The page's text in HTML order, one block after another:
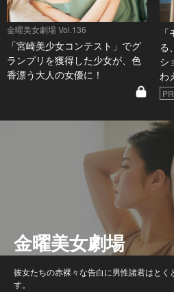
金曜美女劇場 Vol.136
「宮崎美少女コンテスト」でグ
ランプリを獲得した少女が、色
香漂う大人の女優に！
る
シ
わ
PR
金曜美女劇場
彼女たちの赤裸々な告白に男性諸君はとく
す。